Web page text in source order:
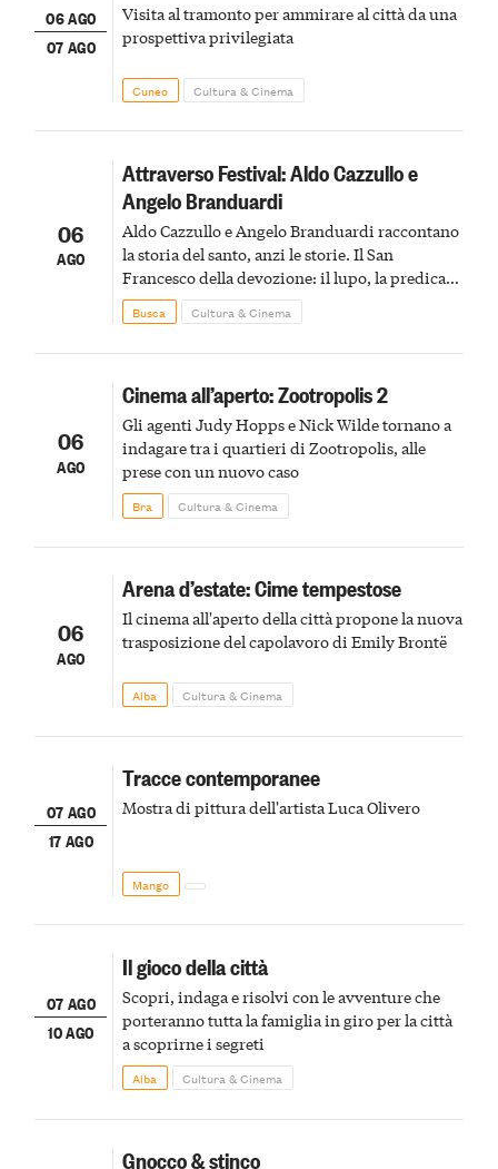
06 AGO
07 AGO
Visita al tramonto per ammirare al città da una
prospettiva privilegiata
Cuneo Cultura & Cinema
06
AGO
Attraverso Festival: Aldo Cazzullo e
Angelo Branduardi
Aldo Cazzullo e Angelo Branduardi raccontano
la storia del santo, anzi le storie. Il San
Francesco della devozione: il lupo, la predica
agli uccelli, le stimmate
Busca Cultura & Cinema
06
AGO
Cinema all’aperto: Zootropolis 2
Gli agenti Judy Hopps e Nick Wilde tornano a
indagare tra i quartieri di Zootropolis, alle
prese con un nuovo caso
Bra Cultura & Cinema
06
AGO
Arena d’estate: Cime tempestose
Il cinema all'aperto della città propone la nuova
trasposizione del capolavoro di Emily Brontë
Alba Cultura & Cinema
07 AGO
17 AGO
Tracce contemporanee
Mostra di pittura dell'artista Luca Olivero
Mango
07 AGO
10 AGO
Il gioco della città
Scopri, indaga e risolvi con le avventure che
porteranno tutta la famiglia in giro per la città
a scoprirne i segreti
Alba Cultura & Cinema
Gnocco & stinco